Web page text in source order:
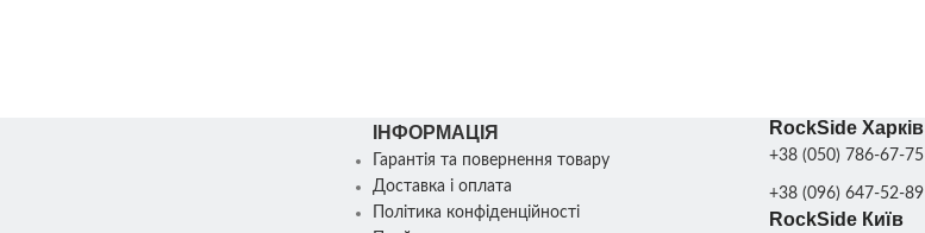
ІНФОРМАЦІЯ
Гарантія та повернення товару
Доставка і оплата
Політика конфіденційності
RockSide Харків
+38 (050) 786-67-75
+38 (096) 647-52-89
RockSide Київ